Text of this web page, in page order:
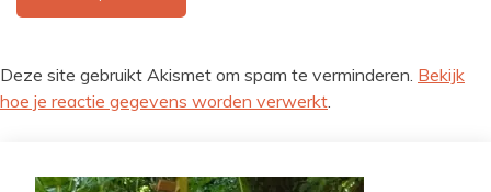
Deze site gebruikt Akismet om spam te verminderen. Bekijk
hoe je reactie gegevens worden verwerkt